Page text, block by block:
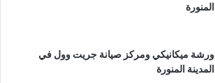
المنورة
ورشة ميكانيكي ومركز صيانة جريت وول في
المدينة المنورة